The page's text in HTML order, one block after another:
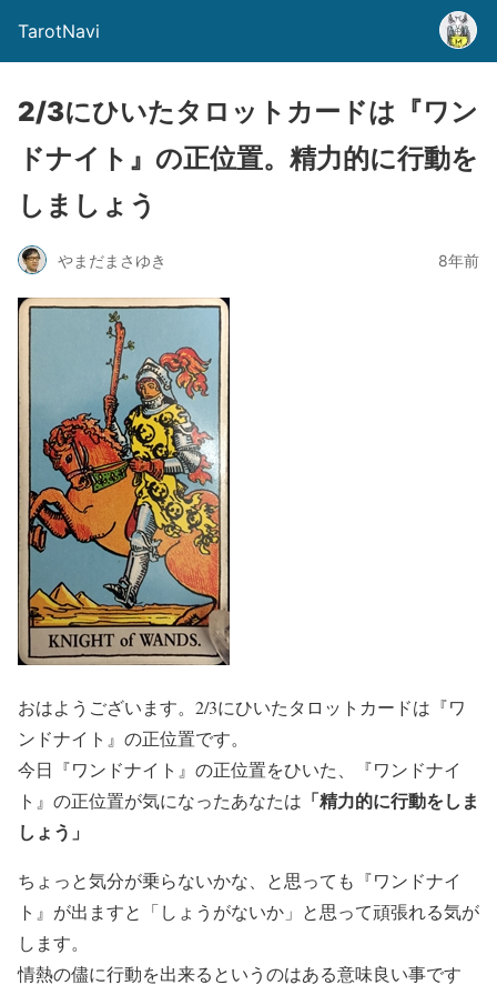
TarotNavi
2/3にひいたタロットカードは『ワン
ドナイト』の正位置。精力的に行動を
しましょう
やまだまさゆき 8年前
おはようございます。2/3にひいたタロットカードは『ワ
ンドナイト』の正位置です。
今日『ワンドナイト』の正位置をひいた、『ワンドナイ
ト』の正位置が気になったあなたは 「精力的に行動をしま
しょう」
ちょっと気分が乗らないかな、と思っても『ワンドナイ
ト』が出ますと「しょうがないか」と思って頑張れる気が
します。
情熱の儘に行動を出来るというのはある意味良い事です